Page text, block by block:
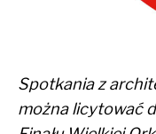
Spotkania z
można licytować